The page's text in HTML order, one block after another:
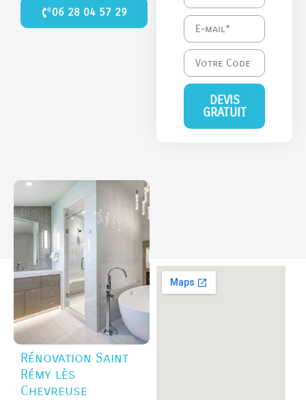
06 28 04 57 29
DEVIS
GRATUIT
Rénovation Saint
Rémy lès
Chevreuse